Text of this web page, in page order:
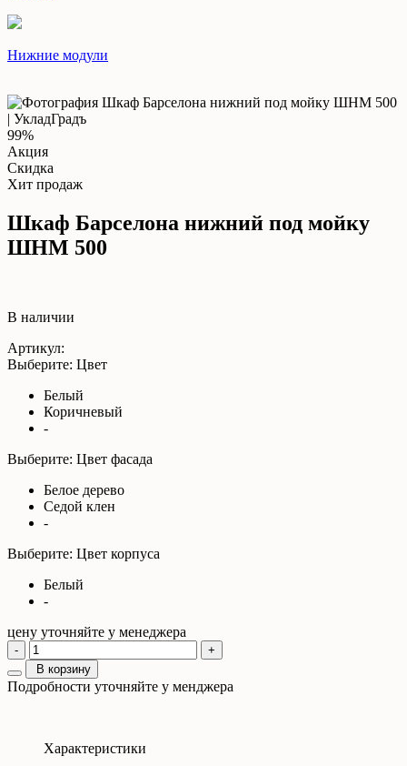
Нижние модули
99%
Акция
Скидка
Хит продаж
Шкаф Барселона нижний под мойку
ШНМ 500
В наличии
Артикул:
Выберите: Цвет
Белый
Коричневый
-
Выберите: Цвет фасада
Белое дерево
Седой клен
-
Выберите: Цвет корпуса
Белый
-
цену уточняйте у менеджера
-
+
В корзину
Подробности уточняйте у менджера
Характеристики